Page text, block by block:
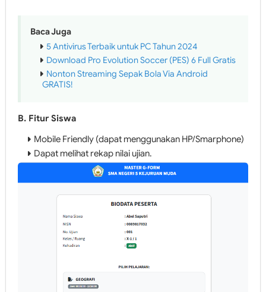
Baca Juga
5 Antivirus Terbaik untuk PC Tahun 2024
Download Pro Evolution Soccer (PES) 6 Full Gratis
Nonton Streaming Sepak Bola Via Android
GRATIS!
B. Fitur Siswa
Mobile Friendly (dapat menggunakan HP/Smarphone)
Dapat melihat rekap nilai ujian.